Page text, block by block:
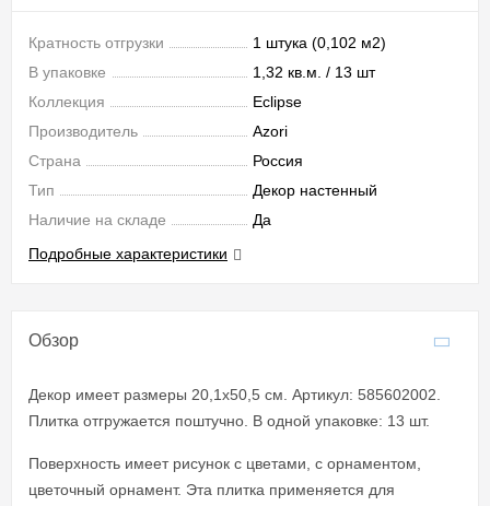
Кратность отгрузки
1 штука (0,102 м2)
В упаковке
1,32 кв.м. / 13 шт
Коллекция
Eclipse
Производитель
Azori
Страна
Россия
Тип
Декор настенный
Наличие на складе
Да
Подробные характеристики
Обзор
Декор имеет размеры 20,1x50,5 см. Артикул: 585602002.
Плитка отгружается поштучно. В одной упаковке: 13 шт.
Поверхность имеет рисунок с цветами, с орнаментом,
цветочный орнамент. Эта плитка применяется для